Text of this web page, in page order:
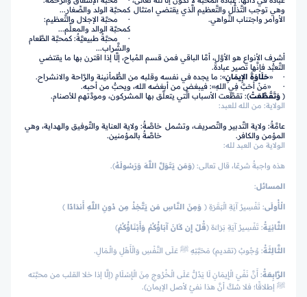
وهي توجب التَّذلُّل والتَّعظيم الَّذي يقتضي امتثال
الأوامر واجتناب النَّواهي.
كمحبَّة الولد والصِّغار...
· محبَّة الإجلال والتَّعظيم:
كمحبَّة الوالد والمعلِّم...
· محبَّةٌ طبيعيَّةٌ: كمحبَّة الطَّعام
والشَّراب...
أشرف الأنواع هو الأوَّل، أمَّا الباقي فمن قسم المُباح، إلَّا إذا اقترن بها ما يقتضي
التَّعبُّد فإنَّها تصير عبادةً.
· «حَلَاوَةَ الإِيمَانِ»: ما يجده في نفسه وقلبه من الطُّمأنينة والرَّاحة والانشراح.
· «مَنْ أَحَبَّ فِي اللهِ»: فيبغض من أبغضه الله، ويحبُّ من أحبه.
﴿ وَتَقَطَّعَتْ﴾: تقطَّعت الأسباب الَّتي يتعلَّق بها المشركون، ومودَّتهم للأصنام.
الولاية: من الله للعبد:
عامَّةٌ: ولاية التَّدبير والتَّصريف، وتشمل
المؤمن والكافر.
خاصَّةٌ: ولاية العناية والتَّوفيق والهداية، وهي
خاصَّةٌ بالمؤمنين.
الولاية من العبد لله:
هذه واجبةٌ شرعًا، قال تعالى: ﴿وَمَن يَتَوَلَّ اللَّهَ وَرَسُولَهُ﴾.
المسائل:
الْأُولَى: تَفْسِيرُ آيَةِ الْبَقَرَةِ ﴿ وَمِنَ النَّاسِ مَن يَتَّخِذُ مِن دُونِ اللَّهِ أَندَادًا ﴾
الثَّانِيَةُ: تَفْسِيرُ آيَةِ بَرَاءَة ﴿قُلْ إِن كَانَ آبَاؤُكُمْ وَأَبْنَاؤُكُمْ﴾
الثَّالِثَةُ: وُجُوبُ (تقديم) مَحَبَّتِهِ ﷺ عَلَى النَّفْسِ وَالْأَهْلِ وَالْـمَالِ.
الرَّابِعَةُ: أَنَّ نَفْيَ الْإِيمَانِ لَا يَدُلُّ عَلَى الْـخُرُوجِ مِنَ الْإِسْلَامِ (إلَّا إذا خلا القلب من محبَّته
ﷺ إطلاقًا؛ فلا شكَّ أنَّ هذا نفيٌ لأصل الإيمان).